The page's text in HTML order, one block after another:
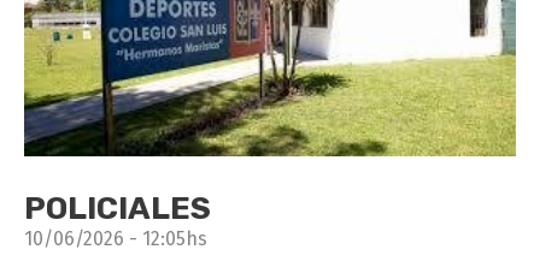
POLICIALES
10/06/2026 - 12:05hs